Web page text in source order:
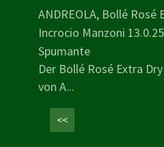
ANDREOLA, Bollé Rosé
Incrocio Manzoni
Spumante
Der Bollé Rosé Extra Dry
von A...
<<